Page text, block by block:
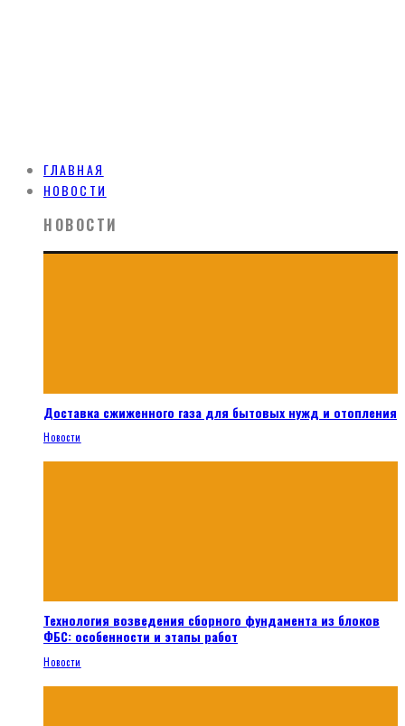
ГЛАВНАЯ
НОВОСТИ
НОВОСТИ
Доставка сжиженного газа для бытовых нужд и отопления
Новости
Технология возведения сборного фундамента из блоков
ФБС: особенности и этапы работ
Новости